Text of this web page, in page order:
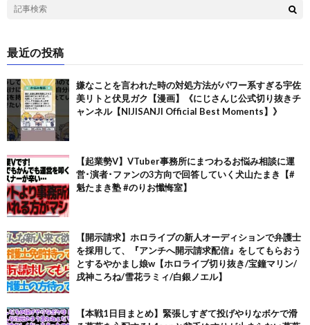
最近の投稿
嫌なことを言われた時の対処方法がパワー系すぎる宇佐
美リトと伏見ガク【漫画】《にじさんじ公式切り抜きチ
ャンネル【NIJISANJI Official Best Moments】》
【起業勢V】VTuber事務所にまつわるお悩み相談に運
営･演者･ファンの3方向で回答していく犬山たまき【#
魁たまき塾 #のりお懺悔室】
【開示請求】ホロライブの新人オーディションで弁護士
を採用して、『アンチへ開示請求配信』をしてもらおう
とするやかまし娘w【ホロライブ切り抜き/宝鐘マリン/
戌神ころね/雪花ラミィ/白銀ノエル】
【本戦1日目まとめ】緊張しすぎて投げやりなボケで滑